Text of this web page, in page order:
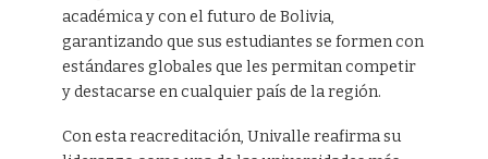
académica y con el futuro de Bolivia,
garantizando que sus estudiantes se formen con
estándares globales que les permitan competir
y destacarse en cualquier país de la región.
Con esta reacreditación, Univalle reafirma su